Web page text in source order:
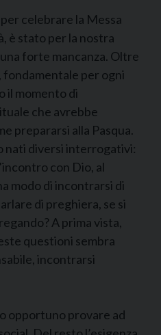
celebrare la Messa
è stato per la nostra
forte mancanza. Oltre
per ogni
il momento di
che avrebbe
prepararsi alla Pasqua.
nati diversi interrogativi:
con Dio, al
modo di incontrarsi di
di preghiera, se si
A prima vista,
questioni sembra
incontrarsi
opportuno provare ad